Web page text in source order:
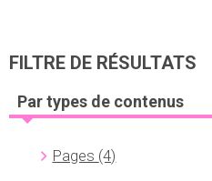
FILTRE DE RÉSULTATS
Par types de contenus
Pages (4)